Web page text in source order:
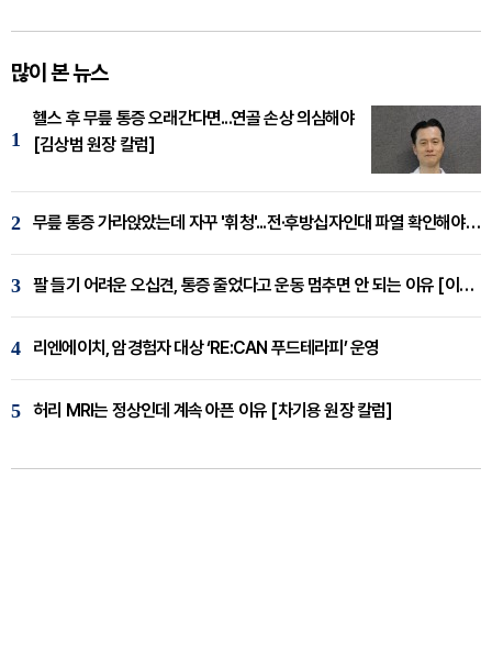
많이 본 뉴스
1
헬스 후 무릎 통증 오래간다면...연골 손상 의심해야
[김상범 원장 칼럼]
2 무릎 통증 가라앉았는데 자꾸 '휘청'...전·후방십자인대 파열 확인해야 [곽우경 원장 칼럼]
3 팔 들기 어려운 오십견, 통증 줄었다고 운동 멈추면 안 되는 이유 [이병욱 원장 칼럼]
4 리엔에이치, 암경험자 대상 ‘RE:CAN 푸드테라피’ 운영
5 허리 MRI는 정상인데 계속 아픈 이유 [차기용 원장 칼럼]